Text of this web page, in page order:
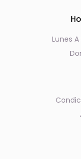
Lunes